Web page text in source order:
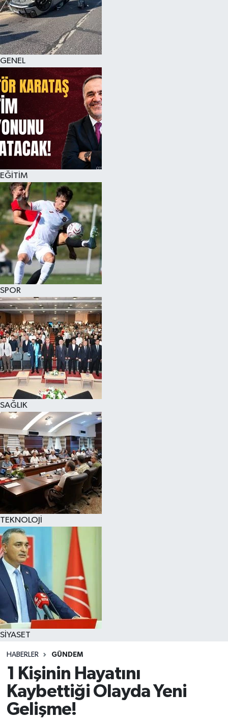
GENEL
EĞİTİM
SPOR
SAĞLIK
TEKNOLOJİ
SİYASET
HABERLER GÜNDEM
1 Kişinin Hayatını
Kaybettiği Olayda Yeni
Gelişme!
KÜLTÜR SANAT
MAGAZİN
SAĞLIK
SİYASET
SPOR
TEKNOLOJİ
VİZYONDAKİLER
YAŞAM